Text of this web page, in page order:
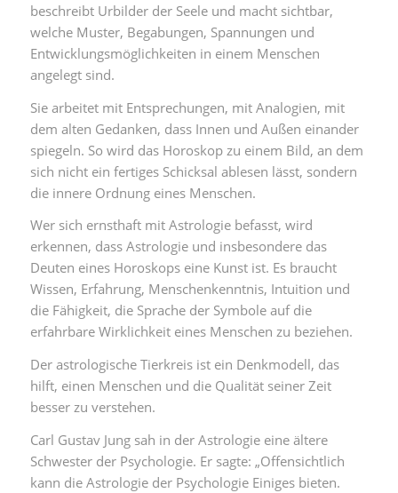
beschreibt Urbilder der Seele und macht sichtbar,
welche Muster, Begabungen, Spannungen und
Entwicklungsmöglichkeiten in einem Menschen
angelegt sind.
Sie arbeitet mit Entsprechungen, mit Analogien, mit
dem alten Gedanken, dass Innen und Außen einander
spiegeln. So wird das Horoskop zu einem Bild, an dem
sich nicht ein fertiges Schicksal ablesen lässt, sondern
die innere Ordnung eines Menschen.
Wer sich ernsthaft mit Astrologie befasst, wird
erkennen, dass Astrologie und insbesondere das
Deuten eines Horoskops eine Kunst ist. Es braucht
Wissen, Erfahrung, Menschenkenntnis, Intuition und
die Fähigkeit, die Sprache der Symbole auf die
erfahrbare Wirklichkeit eines Menschen zu beziehen.
Der astrologische Tierkreis ist ein Denkmodell, das
hilft, einen Menschen und die Qualität seiner Zeit
besser zu verstehen.
Carl Gustav Jung sah in der Astrologie eine ältere
Schwester der Psychologie. Er sagte: „Offensichtlich
kann die Astrologie der Psychologie Einiges bieten.